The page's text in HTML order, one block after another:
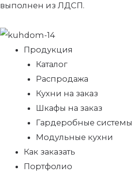
выполнен из ЛДСП.
Продукция
Каталог
Распродажа
Кухни на заказ
Шкафы на заказ
Гардеробные системы
Модульные кухни
Как заказать
Портфолио